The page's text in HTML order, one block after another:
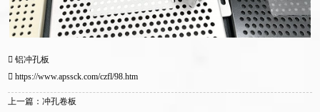
铝冲孔板
https://www.apssck.com/czfl/98.htm
上一篇：冲孔卷板